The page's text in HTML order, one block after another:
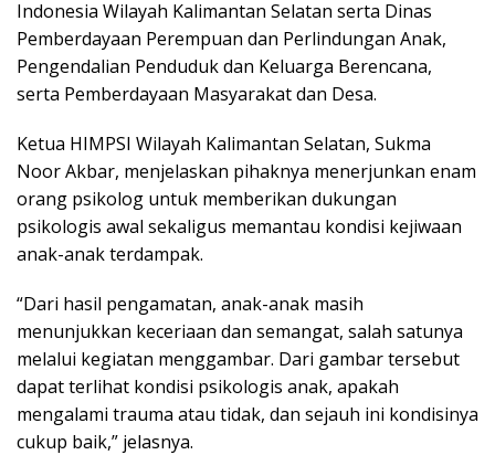
Indonesia Wilayah Kalimantan Selatan serta Dinas
Pemberdayaan Perempuan dan Perlindungan Anak,
Pengendalian Penduduk dan Keluarga Berencana,
serta Pemberdayaan Masyarakat dan Desa.
Ketua HIMPSI Wilayah Kalimantan Selatan, Sukma
Noor Akbar, menjelaskan pihaknya menerjunkan enam
orang psikolog untuk memberikan dukungan
psikologis awal sekaligus memantau kondisi kejiwaan
anak-anak terdampak.
“Dari hasil pengamatan, anak-anak masih
menunjukkan keceriaan dan semangat, salah satunya
melalui kegiatan menggambar. Dari gambar tersebut
dapat terlihat kondisi psikologis anak, apakah
mengalami trauma atau tidak, dan sejauh ini kondisinya
cukup baik,” jelasnya.